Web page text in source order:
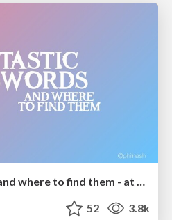
Fantastic passwords and where to find them - at NoRuKo
52 3.8k